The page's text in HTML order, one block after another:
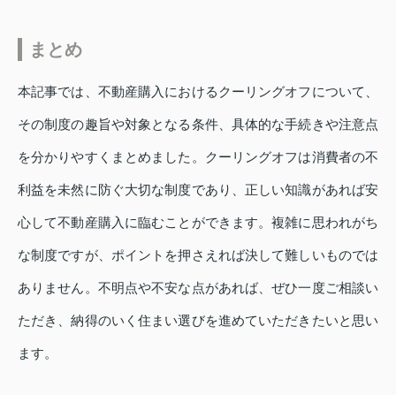
まとめ
本記事では、不動産購入におけるクーリングオフについて、
その制度の趣旨や対象となる条件、具体的な手続きや注意点
を分かりやすくまとめました。クーリングオフは消費者の不
利益を未然に防ぐ大切な制度であり、正しい知識があれば安
心して不動産購入に臨むことができます。複雑に思われがち
な制度ですが、ポイントを押さえれば決して難しいものでは
ありません。不明点や不安な点があれば、ぜひ一度ご相談い
ただき、納得のいく住まい選びを進めていただきたいと思い
ます。